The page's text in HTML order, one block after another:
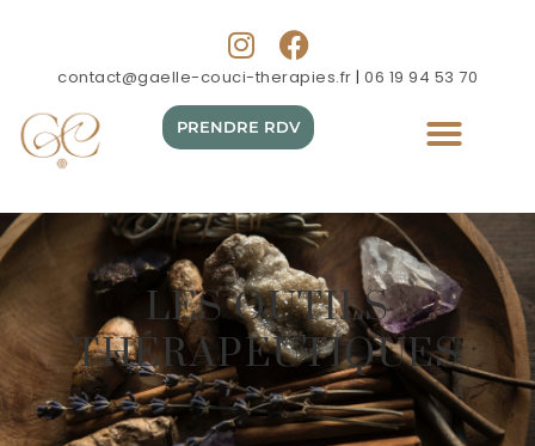
contact@gaelle-couci-therapies.fr | 06 19 94 53 70
PRENDRE RDV
LES OUTILS
THÉRAPEUTIQUES